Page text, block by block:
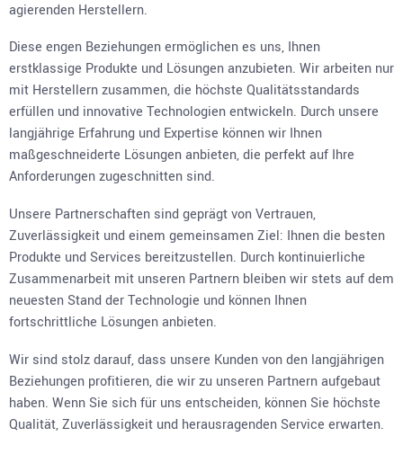
agierenden Herstellern.
Diese engen Beziehungen ermöglichen es uns, Ihnen
erstklassige Produkte und Lösungen anzubieten. Wir arbeiten nur
mit Herstellern zusammen, die höchste Qualitätsstandards
erfüllen und innovative Technologien entwickeln. Durch unsere
langjährige Erfahrung und Expertise können wir Ihnen
maßgeschneiderte Lösungen anbieten, die perfekt auf Ihre
Anforderungen zugeschnitten sind.
Unsere Partnerschaften sind geprägt von Vertrauen,
Zuverlässigkeit und einem gemeinsamen Ziel: Ihnen die besten
Produkte und Services bereitzustellen. Durch kontinuierliche
Zusammenarbeit mit unseren Partnern bleiben wir stets auf dem
neuesten Stand der Technologie und können Ihnen
fortschrittliche Lösungen anbieten.
Wir sind stolz darauf, dass unsere Kunden von den langjährigen
Beziehungen profitieren, die wir zu unseren Partnern aufgebaut
haben. Wenn Sie sich für uns entscheiden, können Sie höchste
Qualität, Zuverlässigkeit und herausragenden Service erwarten.